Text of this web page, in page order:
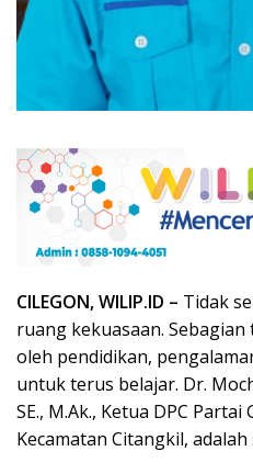
CILEGON, WILIP.ID – Tidak
ruang kekuasaan.
oleh pendidikan,
untuk terus belajar. Dr.
SE., M.Ak., Ketua DPC
Kecamatan Citangkil,